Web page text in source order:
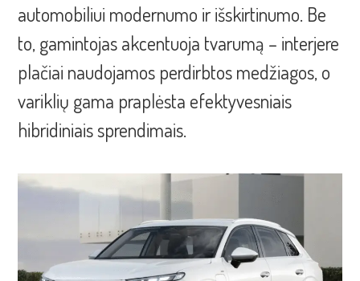
automobiliui modernumo ir išskirtinumo. Be
to, gamintojas akcentuoja tvarumą – interjere
plačiai naudojamos perdirbtos medžiagos, o
variklių gama praplėsta efektyvesniais
hibridiniais sprendimais.